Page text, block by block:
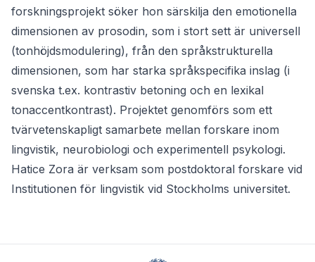
forskningsprojekt söker hon särskilja den emotionella
dimensionen av prosodin, som i stort sett är universell
(tonhöjdsmodulering), från den språkstrukturella
dimensionen, som har starka språkspecifika inslag (i
svenska t.ex. kontrastiv betoning och en lexikal
tonaccentkontrast). Projektet genomförs som ett
tvärvetenskapligt samarbete mellan forskare inom
lingvistik, neurobiologi och experimentell psykologi.
Hatice Zora är verksam som postdoktoral forskare vid
Institutionen för lingvistik vid Stockholms universitet.